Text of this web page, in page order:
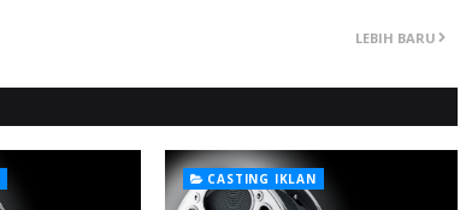
LEBIH BARU
CASTING IKLAN